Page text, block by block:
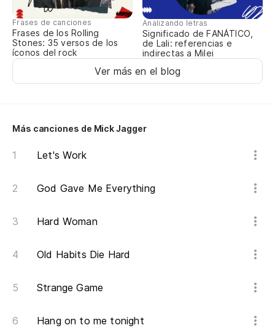
Frases de canciones
Frases de los Rolling
Stones: 35 versos de los
íconos del rock
Analizando letras
Significado de FANÁTICO,
de Lali: referencias e
indirectas a Milei
Ver más en el blog
Más canciones de Mick Jagger
Let's Work
God Gave Me Everything
Hard Woman
Old Habits Die Hard
Strange Game
Hang on to me tonight